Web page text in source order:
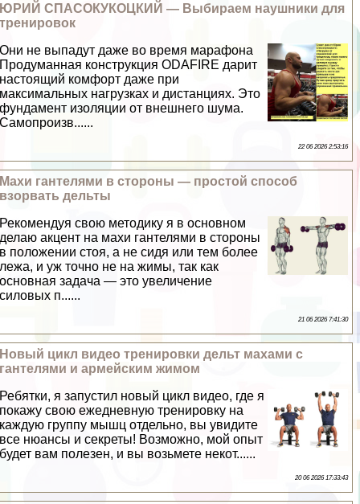
ЮРИЙ СПАСОКУКОЦКИЙ — Выбираем наушники для
тренировок
Они не выпадут даже во время марафона
Продуманная конструкция ODAFIRE дарит
настоящий комфорт даже при
максимальных нагрузках и дистанциях. Это
фундамент изоляции от внешнего шума.
Самопроизв......
22 06 2026 2:53:16
Махи гантелями в стороны — простой способ
взорвать дельты
Рекомендуя свою методику я в основном
делаю акцент на махи гантелями в стороны
в положении стоя, а не сидя или тем более
лежа, и уж точно не на жимы, так как
основная задача — это увеличение
силовых п......
21 06 2026 7:41:30
Новый цикл видео тренировки дельт махами с
гантелями и армейским жимом
Ребятки, я запустил новый цикл видео, где я
покажу свою ежедневную тренировку на
каждую группу мышц отдельно, вы увидите
все нюансы и секреты! Возможно, мой опыт
будет вам полезен, и вы возьмете некот......
20 06 2026 17:33:43